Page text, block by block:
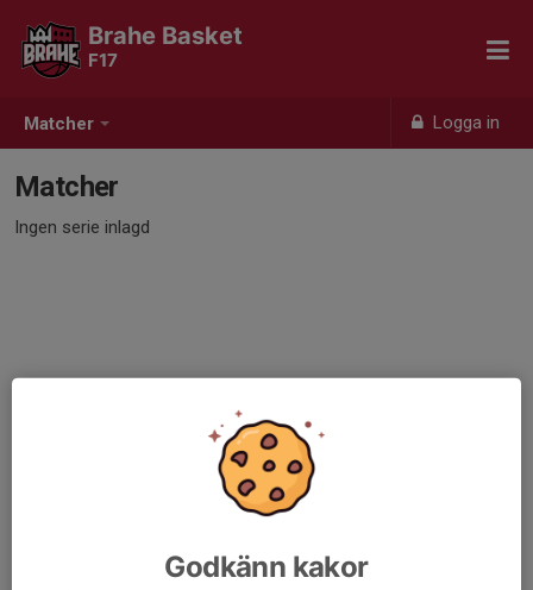
Matcher Logga in
Brahe Basket
F17
Matcher
Ingen serie inlagd
Godkänn kakor